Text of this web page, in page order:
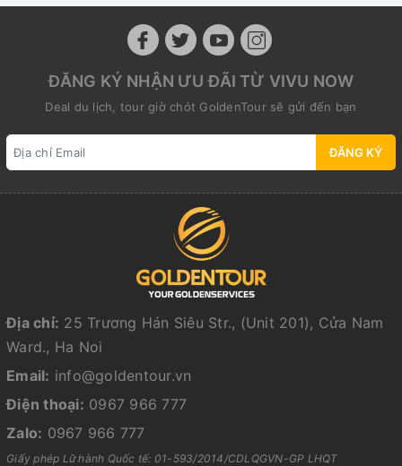
ĐĂNG KÝ NHẬN ƯU ĐÃI TỪ VIVU NOW
Deal du lịch, tour giờ chót GoldenTour sẽ gửi đến bạn
ĐĂNG KÝ
Địa chỉ: 25 Trương Hán Siêu Str., (Unit 201), Cửa Nam
Ward., Ha Noi
Email: info@goldentour.vn
Điện thoại: 0967 966 777
Zalo: 0967 966 777
Giấy phép Lữ hành Quốc tế: 01-593/2014/CDLQGVN-GP LHQT